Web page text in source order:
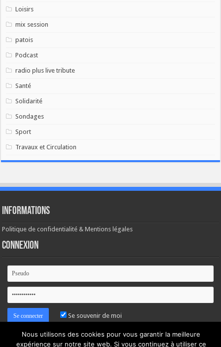
Loisirs
mix session
patois
Podcast
radio plus live tribute
Santé
Solidarité
Sondages
Sport
Travaux et Circulation
Informations
Politique de confidentialité & Mentions légales
Connexion
Se souvenir de moi
Mot de passe oublié ?
Nous utilisons des cookies pour vous garantir la meilleure
expérience sur notre site web. Si vous continuez à utiliser ce